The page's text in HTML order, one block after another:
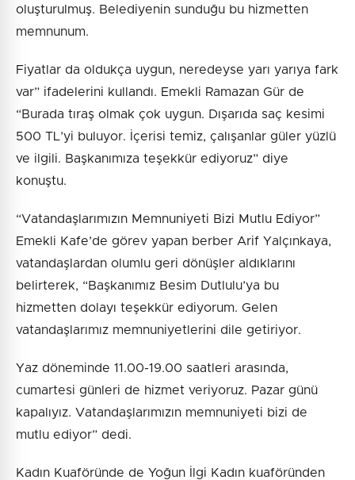
oluşturulmuş. Belediyenin sunduğu bu hizmetten
memnunum.
Fiyatlar da oldukça uygun, neredeyse yarı yarıya fark
var” ifadelerini kullandı. Emekli Ramazan Gür de
“Burada tıraş olmak çok uygun. Dışarıda saç kesimi
500 TL’yi buluyor. İçerisi temiz, çalışanlar güler yüzlü
ve ilgili. Başkanımıza teşekkür ediyoruz” diye
konuştu.
“Vatandaşlarımızın Memnuniyeti Bizi Mutlu Ediyor”
Emekli Kafe’de görev yapan berber Arif Yalçınkaya,
vatandaşlardan olumlu geri dönüşler aldıklarını
belirterek, “Başkanımız Besim Dutlulu’ya bu
hizmetten dolayı teşekkür ediyorum. Gelen
vatandaşlarımız memnuniyetlerini dile getiriyor.
Yaz döneminde 11.00-19.00 saatleri arasında,
cumartesi günleri de hizmet veriyoruz. Pazar günü
kapalıyız. Vatandaşlarımızın memnuniyeti bizi de
mutlu ediyor” dedi.
Kadın Kuaföründe de Yoğun İlgi Kadın kuaföründen